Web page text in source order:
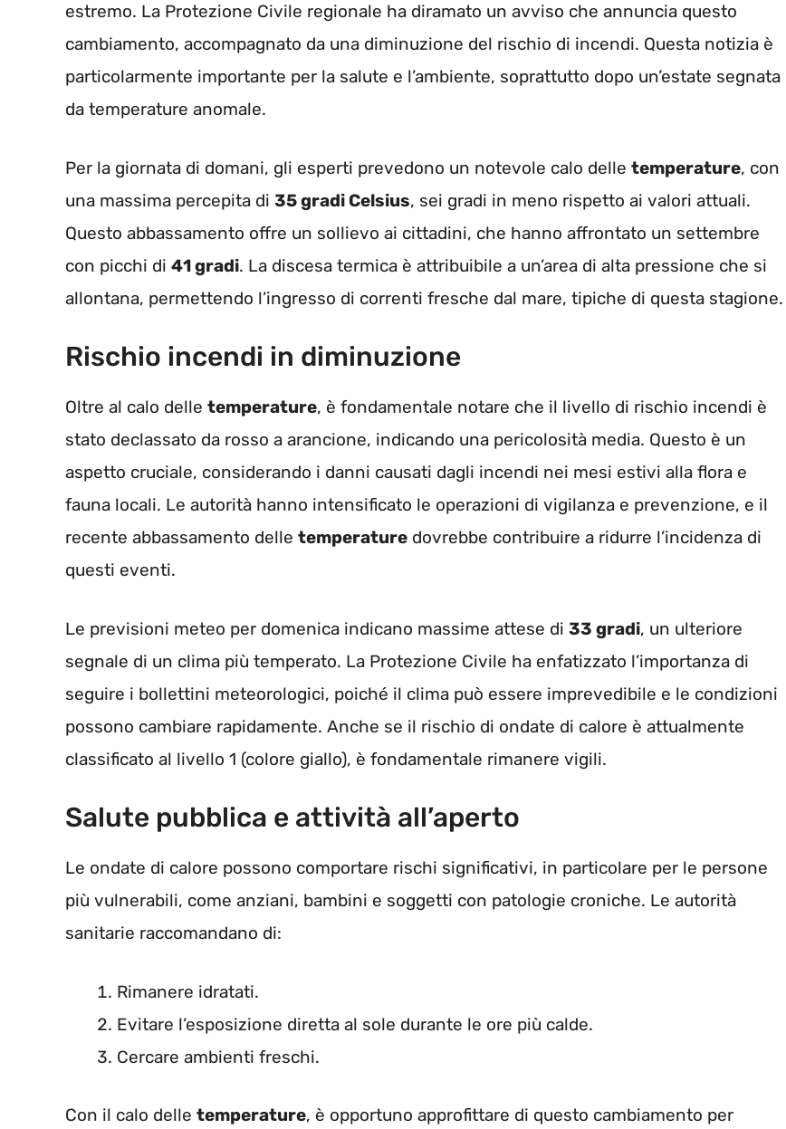
estremo. La Protezione Civile regionale ha diramato un avviso che annuncia questo
cambiamento, accompagnato da una diminuzione del rischio di incendi. Questa notizia è
particolarmente importante per la salute e l’ambiente, soprattutto dopo un’estate segnata
da temperature anomale.
Per la giornata di domani, gli esperti prevedono un notevole calo delle temperature, con
una massima percepita di 35 gradi Celsius, sei gradi in meno rispetto ai valori attuali.
Questo abbassamento offre un sollievo ai cittadini, che hanno affrontato un settembre
con picchi di 41 gradi. La discesa termica è attribuibile a un’area di alta pressione che si
allontana, permettendo l’ingresso di correnti fresche dal mare, tipiche di questa stagione.
Rischio incendi in diminuzione
Oltre al calo delle temperature, è fondamentale notare che il livello di rischio incendi è
stato declassato da rosso a arancione, indicando una pericolosità media. Questo è un
aspetto cruciale, considerando i danni causati dagli incendi nei mesi estivi alla flora e
fauna locali. Le autorità hanno intensificato le operazioni di vigilanza e prevenzione, e il
recente abbassamento delle temperature dovrebbe contribuire a ridurre l’incidenza di
questi eventi.
Le previsioni meteo per domenica indicano massime attese di 33 gradi, un ulteriore
segnale di un clima più temperato. La Protezione Civile ha enfatizzato l’importanza di
seguire i bollettini meteorologici, poiché il clima può essere imprevedibile e le condizioni
possono cambiare rapidamente. Anche se il rischio di ondate di calore è attualmente
classificato al livello 1 (colore giallo), è fondamentale rimanere vigili.
Salute pubblica e attività all’aperto
Le ondate di calore possono comportare rischi significativi, in particolare per le persone
più vulnerabili, come anziani, bambini e soggetti con patologie croniche. Le autorità
sanitarie raccomandano di:
Rimanere idratati.
Evitare l’esposizione diretta al sole durante le ore più calde.
Cercare ambienti freschi.
Con il calo delle temperature, è opportuno approfittare di questo cambiamento per